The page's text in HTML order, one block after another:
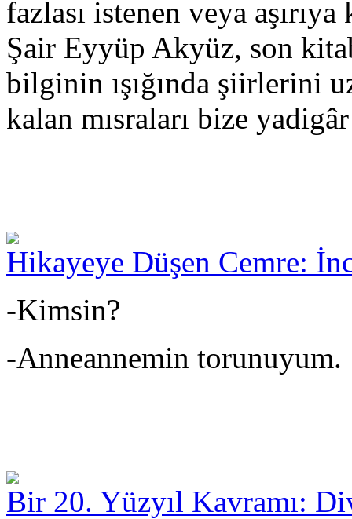
fazlası istenen veya
Şair Eyyüp Akyüz, son
bilginin ışığında şiirlerini
kalan mısraları bize
Hikayeye Düşen Cemre:
-Kimsin?
-Anneannemin torunuyum.
Bir 20. Yüzyıl Kavramı: